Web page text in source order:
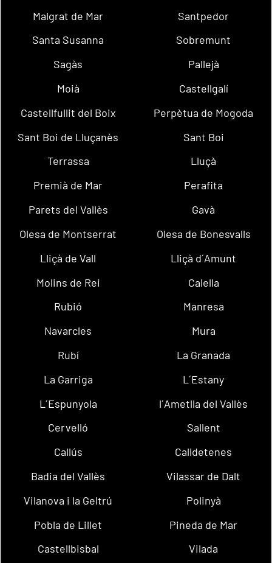
Malgrat de Mar
Santpedor
Santa Susanna
Sobremunt
Sagàs
Pallejà
Moià
Castellgalí
Castellfullit del Boix
Perpètua de Mogoda
Sant Boi de Lluçanès
Sant Boi
Terrassa
Lluçà
Premià de Mar
Perafita
Parets del Vallès
Gavà
Olesa de Montserrat
Olesa de Bonesvalls
Lliçà de Vall
Lliçà d´Amunt
Molins de Rei
Calella
Rubió
Manresa
Navarcles
Mura
Rubí
La Granada
La Garriga
L´Estany
L´Espunyola
l´Ametlla del Vallès
Cervelló
Sallent
Callús
Calldetenes
Badia del Vallès
Vilassar de Dalt
Vilanova i la Geltrú
Polinyà
Pobla de Lillet
Pineda de Mar
Castellbisbal
Vilada